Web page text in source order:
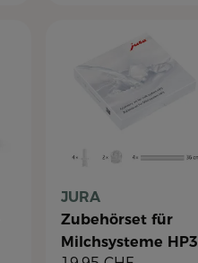
JURA
Zubehörset für
Milchsysteme HP3